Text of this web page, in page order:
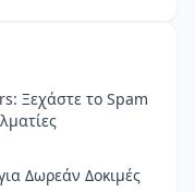
Ξεχάστε το Spam
Δωρεάν Δοκιμές